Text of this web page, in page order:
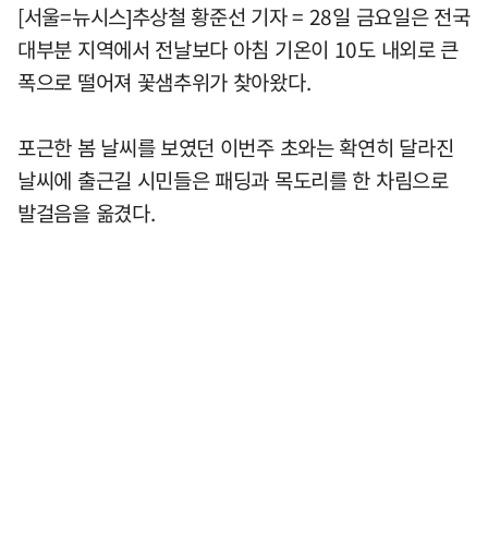
[서울=뉴시스]추상철 황준선 기자 = 28일 금요일은 전국
대부분 지역에서 전날보다 아침 기온이 10도 내외로 큰
폭으로 떨어져 꽃샘추위가 찾아왔다.
포근한 봄 날씨를 보였던 이번주 초와는 확연히 달라진
날씨에 출근길 시민들은 패딩과 목도리를 한 차림으로
발걸음을 옮겼다.